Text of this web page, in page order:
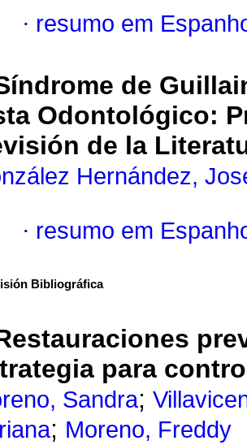
· resumo em
de
Odontológico:
de la
Hernández,
· resumo em
Bibliográfica
para
Sandra;
; Moreno, Freddy